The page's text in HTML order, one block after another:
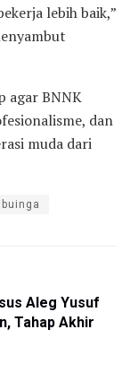
lebih baik,”
agar BNNK
dan
muda dari
Aleg Yusuf
Tahap Akhir